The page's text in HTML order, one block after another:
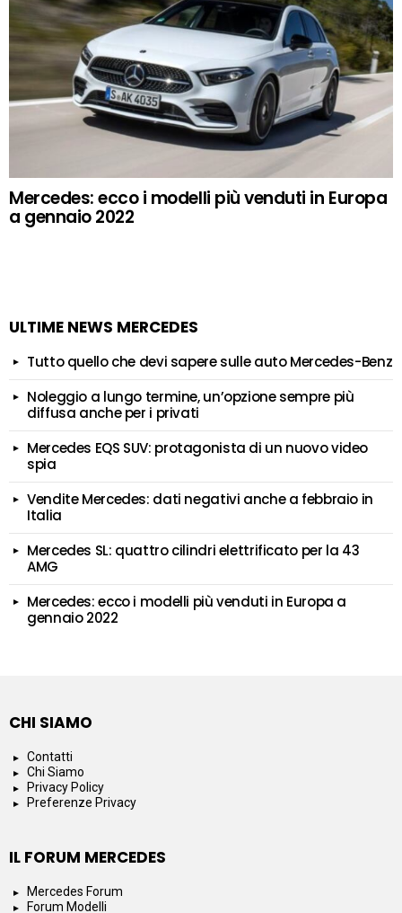
Mercedes: ecco i modelli più venduti in Europa
a gennaio 2022
ULTIME NEWS MERCEDES
Tutto quello che devi sapere sulle auto Mercedes-Benz
Noleggio a lungo termine, un’opzione sempre più
diffusa anche per i privati
Mercedes EQS SUV: protagonista di un nuovo video
spia
Vendite Mercedes: dati negativi anche a febbraio in
Italia
Mercedes SL: quattro cilindri elettrificato per la 43
AMG
Mercedes: ecco i modelli più venduti in Europa a
gennaio 2022
CHI SIAMO
Contatti
Chi Siamo
Privacy Policy
Preferenze Privacy
IL FORUM MERCEDES
Mercedes Forum
Forum Modelli